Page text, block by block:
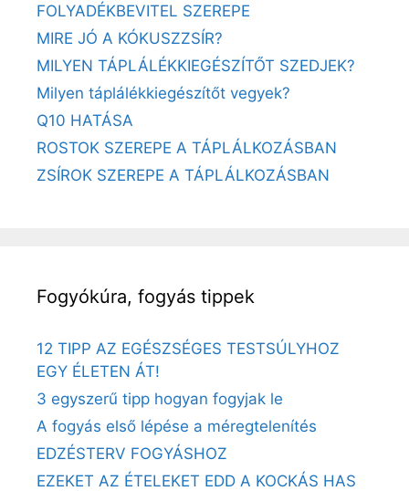
FOLYADÉKBEVITEL SZEREPE
MIRE JÓ A KÓKUSZZSÍR?
MILYEN TÁPLÁLÉKKIEGÉSZÍTŐT SZEDJEK?
Milyen táplálékkiegészítőt vegyek?
Q10 HATÁSA
ROSTOK SZEREPE A TÁPLÁLKOZÁSBAN
ZSÍROK SZEREPE A TÁPLÁLKOZÁSBAN
Fogyókúra, fogyás tippek
12 TIPP AZ EGÉSZSÉGES TESTSÚLYHOZ
EGY ÉLETEN ÁT!
3 egyszerű tipp hogyan fogyjak le
A fogyás első lépése a méregtelenítés
EDZÉSTERV FOGYÁSHOZ
EZEKET AZ ÉTELEKET EDD A KOCKÁS HAS